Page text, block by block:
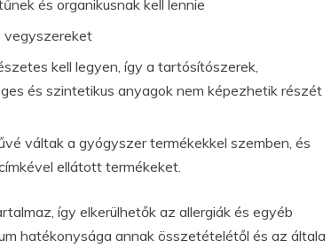
és organikusnak kell lennie
vegyszereket
kell legyen, így a tartósítószerek,
és szintetikus anyagok nem képezhetik részét
váltak a gyógyszer termékekkel szemben, és
ellátott termékeket.
így elkerülhetők az allergiák és egyéb
hatékonysága annak összetételétől és az általa